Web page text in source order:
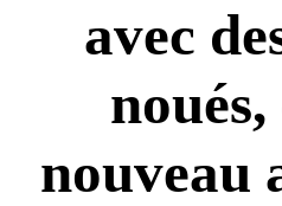
avec
noués,
nouveau